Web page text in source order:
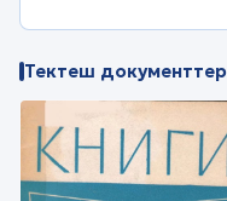
Тектеш документтер